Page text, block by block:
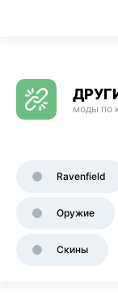
моды по
Ravenfield
Оружие
Скины